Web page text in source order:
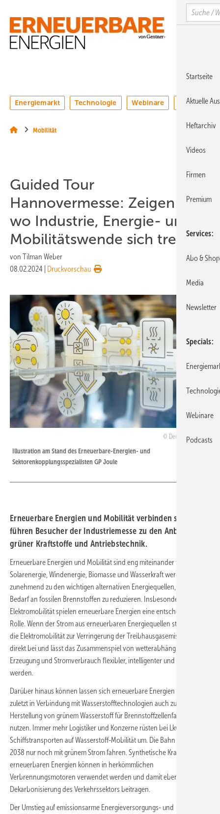
Hauptinhalt
Hauptmenü
SiteSearch
Energiemarkt Technologie Webinare Podcasts
Mobilität
Guided Tour
Hannovermesse: Zeigen Sie,
wo Industrie, Energie- und
Mobilitätswende sich treffen!
von Tilman Weber
08.02.2024
Druckvorschau
Deutsche Messe
Illustration am Stand des Erneuerbare-Energien- und
Sektorenkopplungsspezialisten GP Joule
Erneuerbare Energien und Mobilität verbinden sich. Wir
führen Besucher der Industriemesse zu den Anbietern
grüner Kraftstoffe und Antriebstechnik.
Erneuerbare Energien und Mobilität sind eng miteinander verbunden.
Solarenergie, Windenergie, Biomasse und Wasserkraft werden
zunehmend zu den wichtigen alternativen Energiequellen, um den
Bedarf an fossilen Brennstoffen zu reduzieren. Insbesondere bei der
Elektromobilität spielen erneuerbare Energien eine entscheidende
Rolle. Wenn der Strom aus erneuerbaren Energiequellen stammt, trägt
die Elektromobilität zur Verringerung der Treibhausgasemissionen
direkt bei und lässt das Zusammenspiel von wetterabhängiger
Erzeugung und Stromverbrauch flexibler, intelligenter und belastbarer
werden.
Darüber hinaus können lassen sich erneuerbare Energien aber nicht
zuletzt in Verbindung mit Wasserstofftechnologien auch zur
Herstellung von grünem Wasserstoff für Brennstoffzellenfahrzeuge
nutzen. Immer mehr Logistiker und Konzerne rüsten bei Lkw und
Schiffstransporten auf Wasserstoff-Mobilität um. Die Bahn will ab
2038 nur noch mit grünem Strom fahren. Synthetische Kraftstoffe aus
erneuerbaren Energien können in herkömmlichen
Verbrennungsmotoren verwendet werden und damit ebenfalls zur
Dekarbonisierung des Verkehrssektors beitragen.
Der Umstieg auf emissionsarme Energieversorgungs- und
Search
Startseite
Aktuelle
Heftarchiv
Videos
Firmen
Premium
Services
Abo & Shop
Media
Newsletter
Specials
Webinare
Podcasts